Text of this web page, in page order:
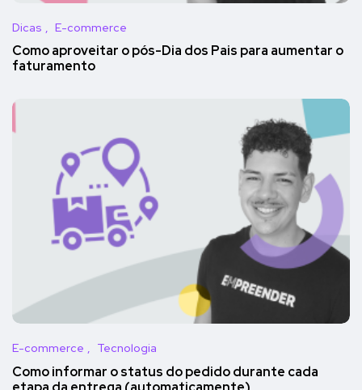
Dicas E-commerce
Como aproveitar o pós-Dia dos Pais para aumentar o
faturamento
E-commerce Tecnologia
Como informar o status do pedido durante cada